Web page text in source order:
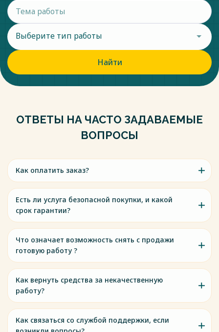
Выберите тип работы
Найти
ОТВЕТЫ НА ЧАСТО ЗАДАВАЕМЫЕ
ВОПРОСЫ
Как оплатить заказ?
Есть ли услуга безопасной покупки, и какой
срок гарантии?
Что означает возможность снять с продажи
готовую работу ?
Как вернуть средства за некачественную
работу?
Как связаться со службой поддержки, если